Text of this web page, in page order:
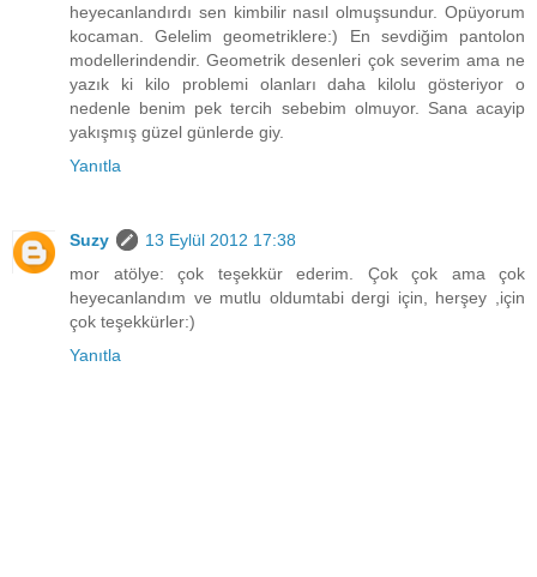
heyecanlandırdı sen kimbilir nasıl olmuşsundur. Opüyorum
kocaman. Gelelim geometriklere:) En sevdiğim pantolon
modellerindendir. Geometrik desenleri çok severim ama ne
yazık ki kilo problemi olanları daha kilolu gösteriyor o
nedenle benim pek tercih sebebim olmuyor. Sana acayip
yakışmış güzel günlerde giy.
Yanıtla
Suzy
13 Eylül 2012 17:38
mor atölye: çok teşekkür ederim. Çok çok ama çok
heyecanlandım ve mutlu oldumtabi dergi için, herşey ,için
çok teşekkürler:)
Yanıtla